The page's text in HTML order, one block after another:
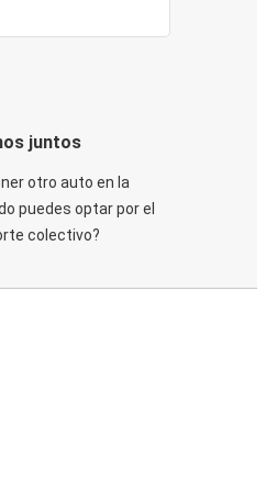
juntos
otro auto en la
puedes optar por el
colectivo?